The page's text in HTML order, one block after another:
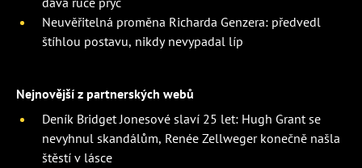
Neuvěřitelná proměna Richarda Genzera: předvedl
štíhlou postavu, nikdy nevypadal líp
Nejnovější z partnerských webů
Deník Bridget Jonesové slaví 25 let: Hugh Grant se
nevyhnul skandálům, Renée Zellweger konečně našla
štěstí v lásce